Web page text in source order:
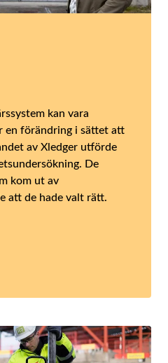
kan vara
en förändring i sättet att
av Xledger utförde
De
kom ut av
att de hade valt rätt.